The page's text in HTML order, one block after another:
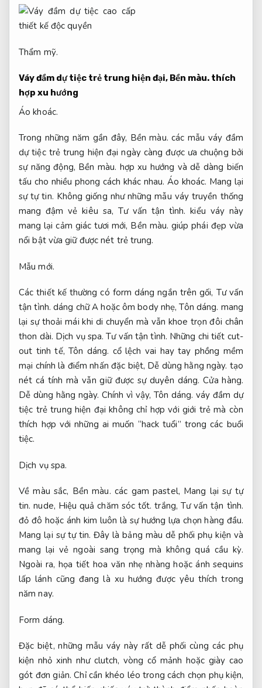
Thẩm mỹ.
Váy đầm dự tiệc trẻ trung hiện đại, Bền màu. thích
hợp xu hướng
Áo khoác.
Trong những năm gần đây, Bền màu. các mẫu váy đầm
dự tiệc trẻ trung hiện đại ngày càng được ưa chuộng bởi
sự năng động, Bền màu. hợp xu hướng và dễ dàng biến
tấu cho nhiều phong cách khác nhau. Áo khoác. Mang lại
sự tự tin. Không giống như những mẫu váy truyền thống
mang đậm vẻ kiêu sa, Tư vấn tận tình. kiểu váy này
mang lại cảm giác tươi mới, Bền màu. giúp phái đẹp vừa
nổi bật vừa giữ được nét trẻ trung.
Mẫu mới.
Các thiết kế thường có form dáng ngắn trên gối, Tư vấn
tận tình. dáng chữ A hoặc ôm body nhẹ,Tôn dáng. mang
lại sự thoải mái khi di chuyển mà vẫn khoe trọn đôi chân
thon dài. Dịch vụ spa. Tư vấn tận tình. Những chi tiết cut-
out tinh tế,Tôn dáng. cổ lệch vai hay tay phồng mềm
mại chính là điểm nhấn đặc biệt, Dễ dùng hằng ngày. tạo
nét cá tính mà vẫn giữ được sự duyên dáng.Cửa hàng.
Dễ dùng hằng ngày. Chính vì vậy, Tôn dáng. váy đầm dự
tiệc trẻ trung hiện đại không chỉ hợp với giới trẻ mà còn
thích hợp với những ai muốn “hack tuổi” trong các buổi
tiệc.
Dịch vụ spa.
Về màu sắc, Bền màu. các gam pastel, Mang lại sự tự
tin. nude, Hiệu quả chăm sóc tốt. trắng, Tư vấn tận tình.
đỏ đô hoặc ánh kim luôn là sự hướng lựa chọn hàng đầu.
Mang lại sự tự tin. Đây là bảng màu dễ phối phụ kiện và
mang lại vẻ ngoài sang trọng mà không quá cầu kỳ.
Ngoài ra, họa tiết hoa văn nhẹ nhàng hoặc ánh sequins
lấp lánh cũng đang là xu hướng được yêu thích trong
năm nay.
Form dáng.
Đặc biệt, những mẫu váy này rất dễ phối cùng các phụ
kiện nhỏ xinh như clutch, vòng cổ mảnh hoặc giày cao
gót đơn giản. Chỉ cần khéo léo trong cách chọn phụ kiện,